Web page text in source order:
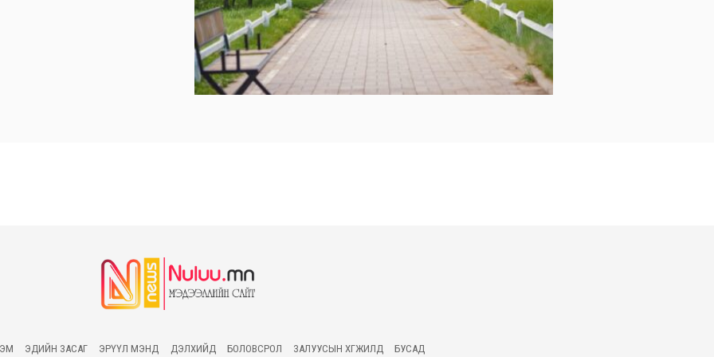
ЭДИЙН ЗАСАГ ЭРҮҮЛ МЭНД ДЭЛХИЙД БОЛОВСРОЛ ЗАЛУУСЫН ХӨГЖИЛД БУСАД